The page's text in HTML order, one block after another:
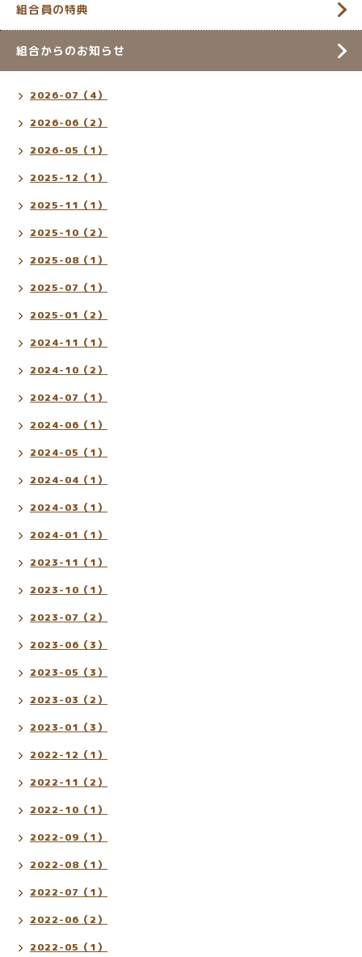
組合員の特典
組合からのお知らせ
2026-07（4）
2026-06（2）
2026-05（1）
2025-12（1）
2025-11（1）
2025-10（2）
2025-08（1）
2025-07（1）
2025-01（2）
2024-11（1）
2024-10（2）
2024-07（1）
2024-06（1）
2024-05（1）
2024-04（1）
2024-03（1）
2024-01（1）
2023-11（1）
2023-10（1）
2023-07（2）
2023-06（3）
2023-05（3）
2023-03（2）
2023-01（3）
2022-12（1）
2022-11（2）
2022-10（1）
2022-09（1）
2022-08（1）
2022-07（1）
2022-06（2）
2022-05（1）